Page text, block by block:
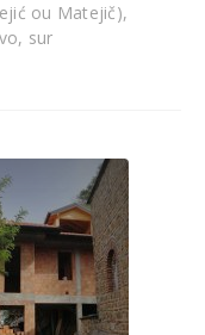
ou Matejič),
sur